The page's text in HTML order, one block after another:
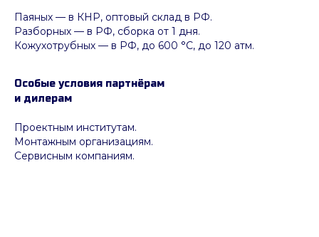
Паяных — в КНР, оптовый склад в РФ.
Разборных — в РФ, сборка от 1 дня.
Кожухотрубных — в РФ, до 600 °C, до 120 атм.
Особые условия партнёрам
и дилерам
Проектным институтам.
Монтажным организациям.
Сервисным компаниям.